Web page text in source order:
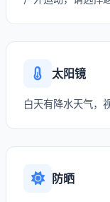
太阳镜
白天有降水天气，
防晒